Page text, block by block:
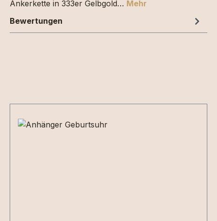
Ankerkette in 333er Gelbgold… Mehr
Bewertungen